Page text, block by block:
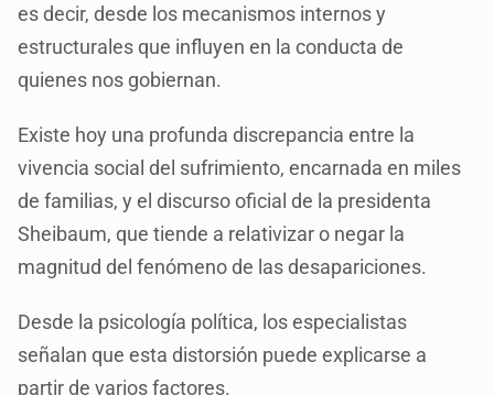
es decir, desde los mecanismos internos y
estructurales que influyen en la conducta de
quienes nos gobiernan.
Existe hoy una profunda discrepancia entre la
vivencia social del sufrimiento, encarnada en miles
de familias, y el discurso oficial de la presidenta
Sheibaum, que tiende a relativizar o negar la
magnitud del fenómeno de las desapariciones.
Desde la psicología política, los especialistas
señalan que esta distorsión puede explicarse a
partir de varios factores.